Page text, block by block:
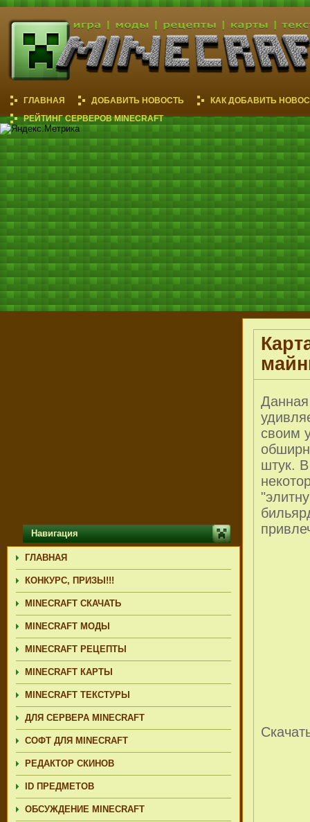
ГЛАВНАЯ ДОБАВИТЬ НОВОСТЬ
КАК ДОБАВИТЬ
РЕЙТИНГ СЕРВЕРОВ MINECRAFT
Навигация
ГЛАВНАЯ
КОНКУРС, ПРИЗЫ!!!
MINECRAFT СКАЧАТЬ
MINECRAFT МОДЫ
MINECRAFT РЕЦЕПТЫ
MINECRAFT КАРТЫ
MINECRAFT ТЕКСТУРЫ
ДЛЯ СЕРВЕРА MINECRAFT
СОФТ ДЛЯ MINECRAFT
РЕДАКТОР СКИНОВ
ID ПРЕДМЕТОВ
ОБСУЖДЕНИЕ MINECRAFT
Данная
своим
штук.